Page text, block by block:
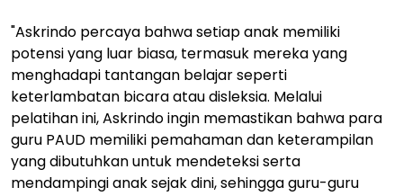
"Askrindo percaya bahwa setiap anak memiliki
potensi yang luar biasa, termasuk mereka yang
menghadapi tantangan belajar seperti
keterlambatan bicara atau disleksia. Melalui
pelatihan ini, Askrindo ingin memastikan bahwa para
guru PAUD memiliki pemahaman dan keterampilan
yang dibutuhkan untuk mendeteksi serta
mendampingi anak sejak dini, sehingga guru-guru